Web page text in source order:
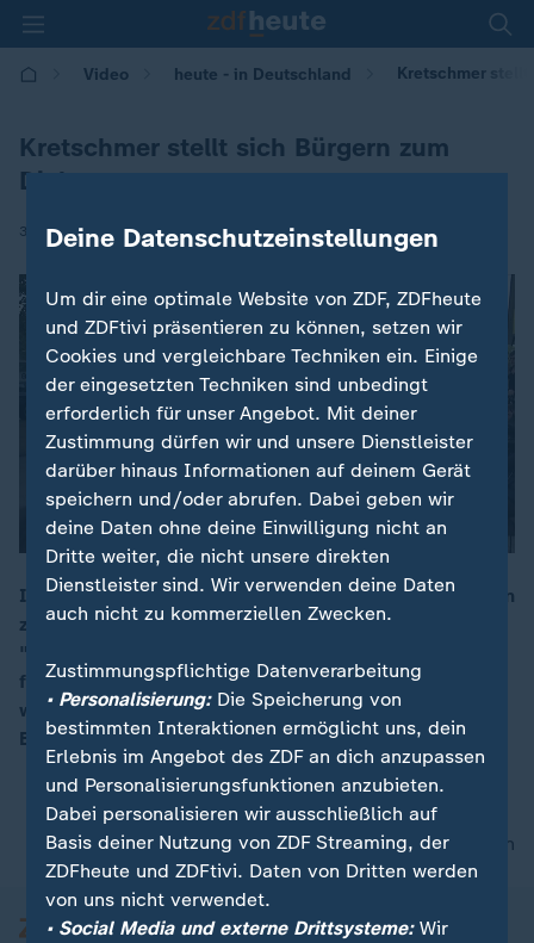
Video heute - in Deutschland Kretschmer
Kretschmer stellt sich Bürgern zum
Dialog
31.08.2018 | 14:00
In Chemnitz haben sich am Abend etwa 900 Menschen
zu einer Demo der rechtspopulistischen Bewegung
"Pro Chemnitz" versammelt. Die Veranstaltung verlief
friedlich. Die Proteste fanden vor dem Stadion statt,
wo Ministerpräsident Kretschmer mit mehr als 600
Bürgern diskutierte.
nach oben
Deine Datenschutzeinstellungen
Um dir eine optimale Website von ZDF, ZDFheute
und ZDFtivi präsentieren zu können, setzen wir
Cookies und vergleichbare Techniken ein. Einige
der eingesetzten Techniken sind unbedingt
erforderlich für unser Angebot. Mit deiner
Zustimmung dürfen wir und unsere Dienstleister
darüber hinaus Informationen auf deinem Gerät
speichern und/oder abrufen. Dabei geben wir
deine Daten ohne deine Einwilligung nicht an
Dritte weiter, die nicht unsere direkten
Dienstleister sind. Wir verwenden deine Daten
auch nicht zu kommerziellen Zwecken.
Zustimmungspflichtige Datenverarbeitung
• Personalisierung:Die Speicherung von
bestimmten Interaktionen ermöglicht uns, dein
Erlebnis im Angebot des ZDF an dich anzupassen
und Personalisierungsfunktionen anzubieten.
Dabei personalisieren wir ausschließlich auf
Basis deiner Nutzung von ZDF Streaming, der
ZDFheute und ZDFtivi. Daten von Dritten werden
von uns nicht verwendet.
• Social Media und externe Drittsysteme:Wir